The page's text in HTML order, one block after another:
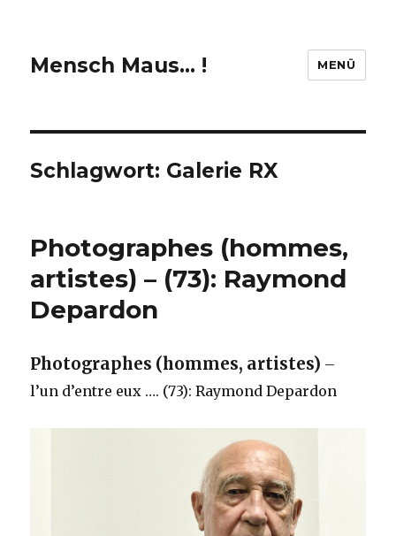
Mensch Maus… ! MENÜ
Schlagwort: Galerie RX
Photographes (hommes,
artistes) – (73): Raymond
Depardon
Photographes (hommes, artistes) –
l’un d’entre eux …. (73):Raymond Depardon